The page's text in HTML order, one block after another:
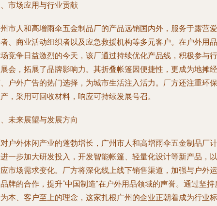
市场应用与行业贡献
市人和高增雨伞五金制品厂的产品远销国内外，服务于露营爱
、商业活动组织者以及应急救援机构等多元客户。在户外用品
竞争日益激烈的今天，该厂通过持续优化产品线，积极参与行
会，拓展了品牌影响力。其折叠帐篷因便捷性，更成为地摊经
户外广告的热门选择，为城市生活注入活力。厂方还注重环保
，采用可回收材料，响应可持续发展号召。
未来展望与发展方向
户外休闲产业的蓬勃增长，广州市人和高增雨伞五金制品厂计
一步加大研发投入，开发智能帐篷、轻量化设计等新产品，以
市场需求变化。厂方将深化线上线下销售渠道，加强与户外运
牌的合作，提升“中国制造”在户外用品领域的声誉。通过坚持
本、客户至上的理念，这家扎根广州的企业正朝着成为行业标